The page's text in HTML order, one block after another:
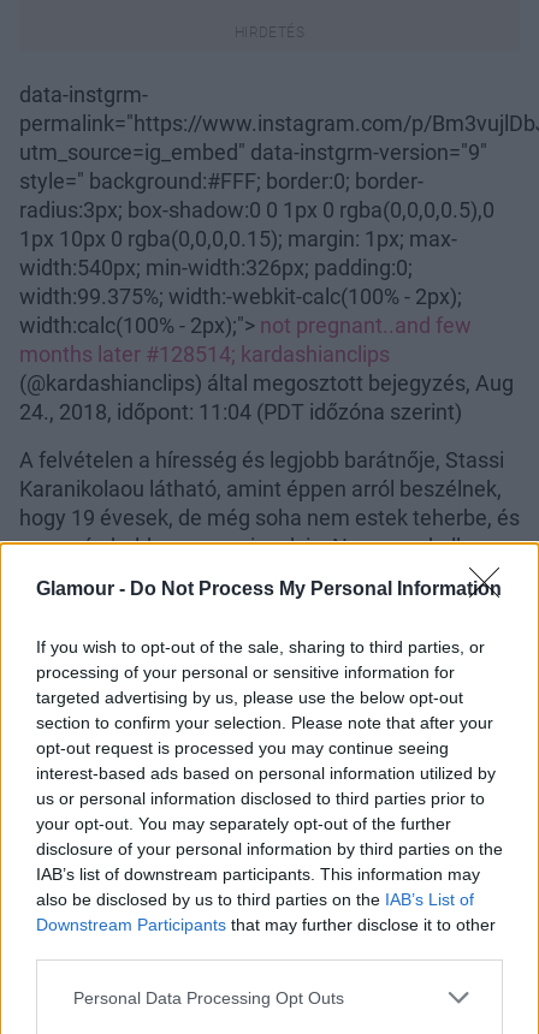
Glamour - Do Not Process My Personal Information
If you wish to opt-out of the sale, sharing to third parties, or
processing of your personal or sensitive information for
targeted advertising by us, please use the below opt-out
section to confirm your selection. Please note that after your
opt-out request is processed you may continue seeing
interest-based ads based on personal information utilized by
us or personal information disclosed to third parties prior to
your opt-out. You may separately opt-out of the further
disclosure of your personal information by third parties on the
IAB’s list of downstream participants. This information may
also be disclosed by us to third parties on the IAB’s List of
Downstream Participants that may further disclose it to other
Please note that this website/app uses one or more Google
Personal Data Processing Opt Outs
data-instgrm-
permalink="https://www.instagram.com/p/
utm_source=ig_embed" data-instgrm-version="9"
style=" background:#FFF; border:0; border-
radius:3px; box-shadow:0 0 1px 0 rgba(0,0,0,0.5),0
1px 10px 0 rgba(0,0,0,0.15); margin: 1px; max-
width:540px; min-width:326px; padding:0;
width:99.375%; width:-webkit-calc(100% - 2px);
width:calc(100% - 2px);"> not pregnant..and few
months later #128514; kardashianclips
(@kardashianclips) által megosztott bejegyzés, Aug
24., 2018, időpont: 11:04 (PDT időzóna szerint)
A felvételen a híresség és legjobb barátnője, Stassi
Karanikolaou látható, amint éppen arról beszélnek,
hogy 19 évesek, de még soha nem estek teherbe, és
erre még boldogan pacsiznak is. Nos, nem kell
különösebb matematikai zseninek lenni ahhoz, hogy
kiszámoljuk, hogy Kylie Jenner valamikor 2017
tehát még jócskán azelőtt, hogy megünnepelte
volna a 20. születésnapját. Nos, utólag már biztosan
nem bánja Kylie, hogy így történt, de hát ezért nem
szabad előre inni a medve bőrére ugye.